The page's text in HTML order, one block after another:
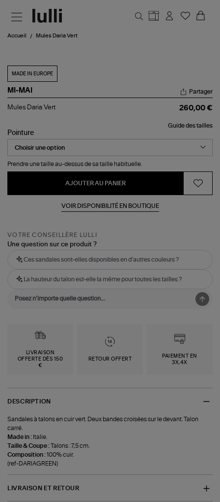
Accueil Mules Daria Vert
MADE IN EUROPE
MI-MAI
Mules
Partager
Mules Daria Vert 260,00 €
Guide des tailles
Pointure
Prendre une taille au-dessus de sa taille habituelle.
AJOUTER AU PANIER
VOIR DISPONIBILITÉ EN BOUTIQUE
VOTRE CONSEILLÈRE LULLI
Une question sur ce produit ?
Ces sandales sont-elles disponibles en d'autres couleurs ?
La hauteur du talon est-elle la même pour toutes les tailles ?
LIVRAISON
OFFERTE DÈS 150
€
RETOUR OFFERT
PAIEMENT EN
3X,4X
DESCRIPTION
Sandales à talons en cuir vert. Deux bandes croisées sur le devant. Talon
carré.
Made in : Italie.
Taille & Coupe :
Talons : 7,5 cm.
Composition :100% cuir.
(ref-DARIAGREEN)
LIVRAISON ET RETOUR